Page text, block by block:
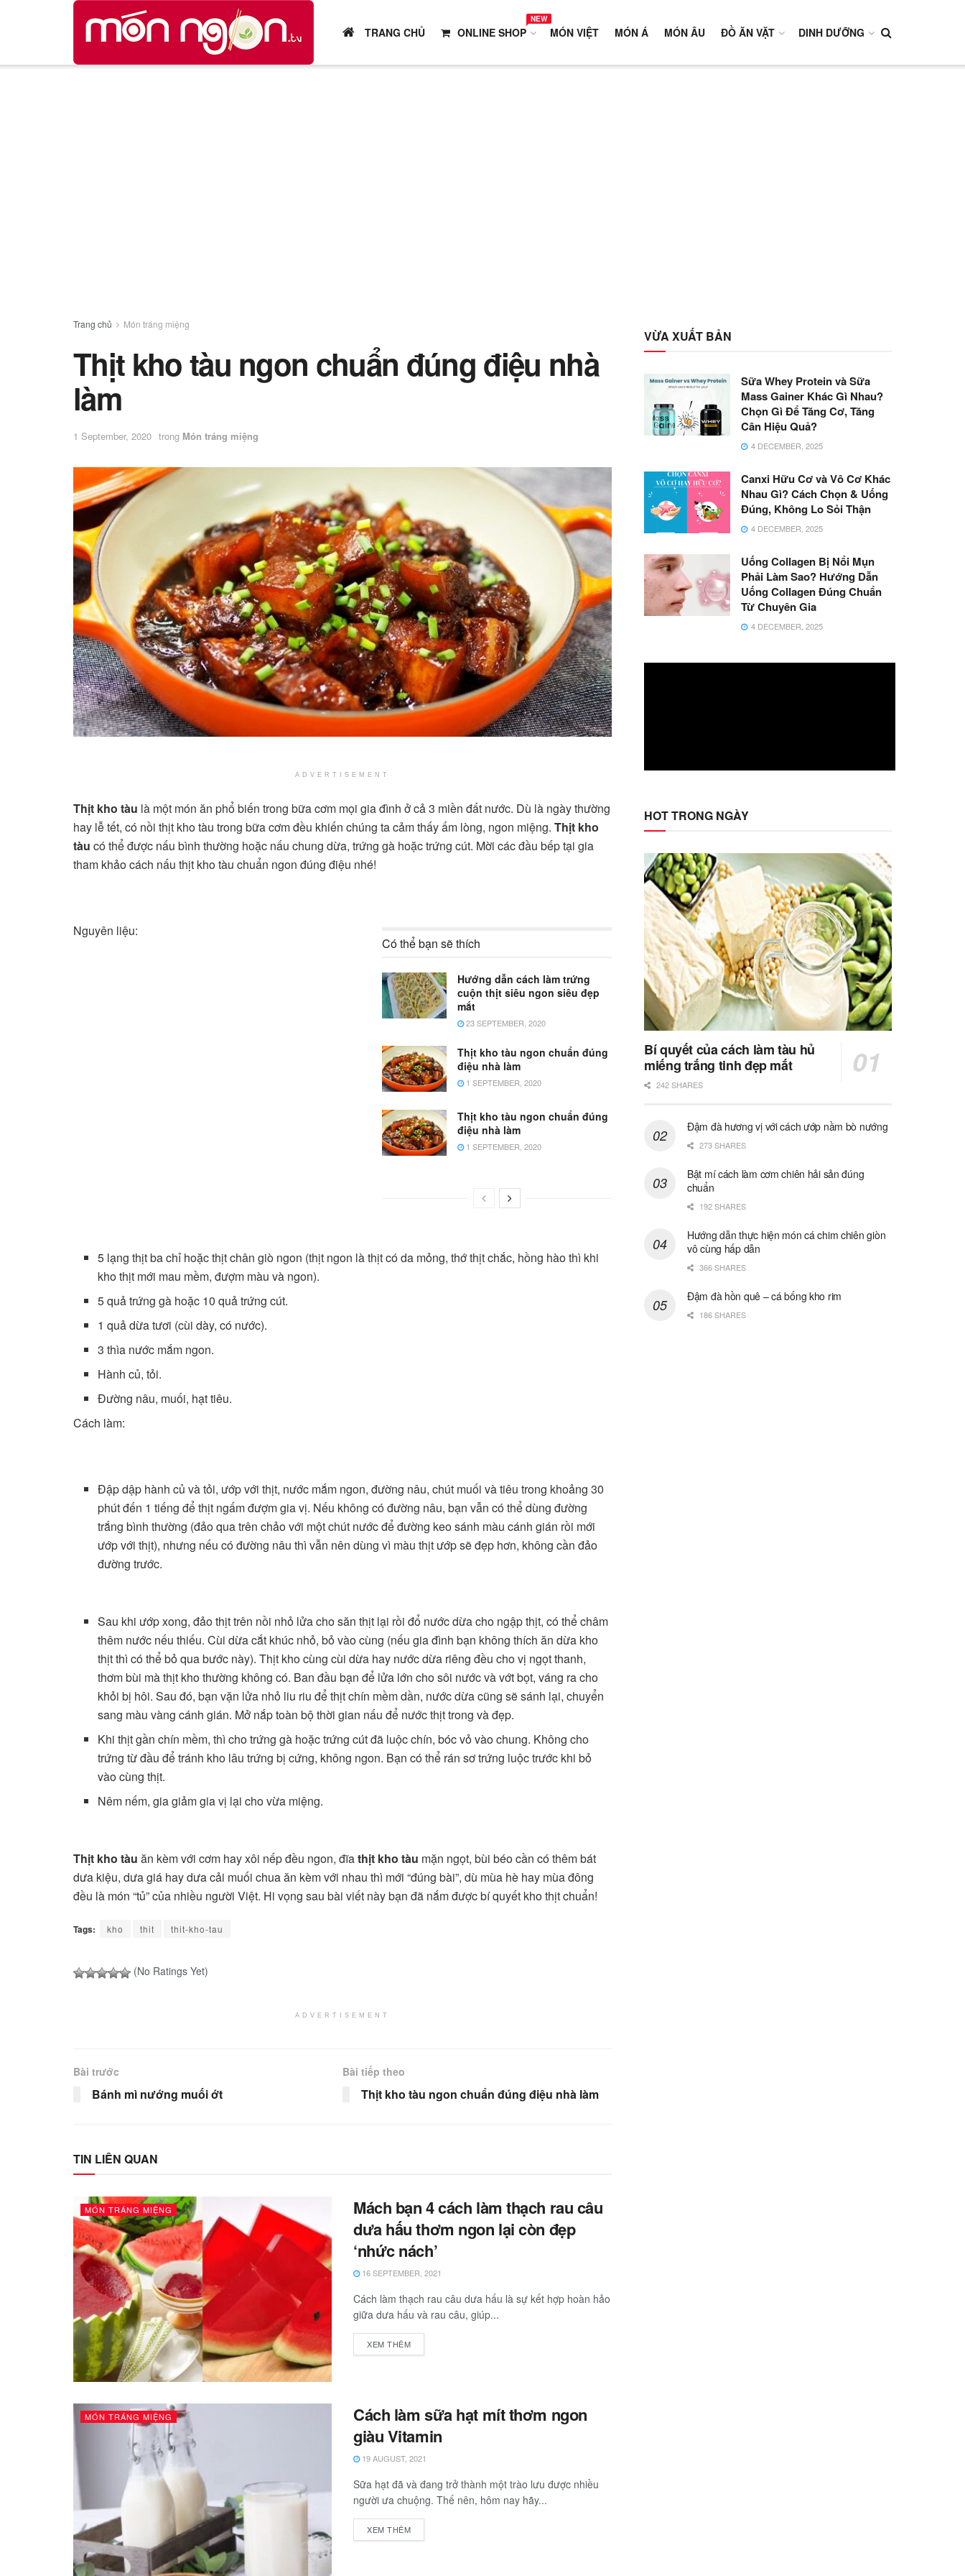
TRANG CHỦ ONLINE SHOP
NEW
MÓN VIỆT MÓN Á MÓN ÂU ĐỒ ĂN VẶT DINH DƯỠNG
Trang chủ Món tráng miệng
Thịt kho tàu ngon chuẩn đúng điệu nhà
làm
1 September, 2020 trong Món tráng miệng
ADVERTISEMENT
Thịt kho tàu là một món ăn phổ biến trong bữa cơm mọi gia đình ở cả 3 miền đất nước. Dù là ngày thường
hay lễ tết, có nồi thịt kho tàu trong bữa cơm đều khiến chúng ta cảm thấy ấm lòng, ngon miệng. Thịt kho
tàu có thể được nấu bình thường hoặc nấu chung dừa, trứng gà hoặc trứng cút. Mời các đầu bếp tại gia
tham khảo cách nấu thịt kho tàu chuẩn ngon đúng điệu nhé!
Có thể bạn sẽ thích
Hướng dẫn cách làm trứng
cuộn thịt siêu ngon siêu đẹp
mắt
23 SEPTEMBER, 2020
Thịt kho tàu ngon chuẩn đúng
điệu nhà làm
1 SEPTEMBER, 2020
Thịt kho tàu ngon chuẩn đúng
điệu nhà làm
1 SEPTEMBER, 2020
Nguyên liệu:
5 lạng thịt ba chỉ hoặc thịt chân giò ngon (thịt ngon là thịt có da mỏng, thớ thịt chắc, hồng hào thì khi
kho thịt mới mau mềm, đượm màu và ngon).
5 quả trứng gà hoặc 10 quả trứng cút.
1 quả dừa tươi (cùi dày, có nước).
3 thìa nước mắm ngon.
Hành củ, tỏi.
Đường nâu, muối, hạt tiêu.
Cách làm:
Đập dập hành củ và tỏi, ướp với thịt, nước mắm ngon, đường nâu, chút muối và tiêu trong khoảng 30
phút đến 1 tiếng để thịt ngấm đượm gia vị. Nếu không có đường nâu, bạn vẫn có thể dùng đường
trắng bình thường (đảo qua trên chảo với một chút nước để đường keo sánh màu cánh gián rồi mới
ướp với thịt), nhưng nếu có đường nâu thì vẫn nên dùng vì màu thịt ướp sẽ đẹp hơn, không cần đảo
đường trước.
Sau khi ướp xong, đảo thịt trên nồi nhỏ lửa cho săn thịt lại rồi đổ nước dừa cho ngập thịt, có thể châm
thêm nước nếu thiếu. Cùi dừa cắt khúc nhỏ, bỏ vào cùng (nếu gia đình bạn không thích ăn dừa kho
thịt thì có thể bỏ qua bước này). Thịt kho cùng cùi dừa hay nước dừa riêng đều cho vị ngọt thanh,
thơm bùi mà thịt kho thường không có. Ban đầu bạn để lửa lớn cho sôi nước và vớt bọt, váng ra cho
khỏi bị hôi. Sau đó, bạn vặn lửa nhỏ liu riu để thịt chín mềm dần, nước dừa cũng sẽ sánh lại, chuyển
sang màu vàng cánh gián. Mở nắp toàn bộ thời gian nấu để nước thịt trong và đẹp.
Khi thịt gần chín mềm, thì cho trứng gà hoặc trứng cút đã luộc chín, bóc vỏ vào chung. Không cho
trứng từ đầu để tránh kho lâu trứng bị cứng, không ngon. Bạn có thể rán sơ trứng luộc trước khi bỏ
vào cùng thịt.
Nêm nếm, gia giảm gia vị lại cho vừa miệng.
Thịt kho tàu ăn kèm với cơm hay xôi nếp đều ngon, đĩathịt kho tàu mặn ngọt, bùi béo cần có thêm bát
dưa kiệu, dưa giá hay dưa cải muối chua ăn kèm với nhau thì mới “đúng bài”, dù mùa hè hay mùa đông
đều là món “tủ” của nhiều người Việt. Hi vọng sau bài viết này bạn đã nắm được bí quyết kho thịt chuẩn!
Tags: kho thit thit-kho-tau
(No Ratings Yet)
ADVERTISEMENT
Bài trước
Bánh mì nướng muối ớt
Bài tiếp theo
Thịt kho tàu ngon chuẩn đúng điệu nhà làm
TIN LIÊN QUAN
MÓN TRÁNG MIỆNG
Mách bạn 4 cách làm thạch rau câu
dưa hấu thơm ngon lại còn đẹp
‘nhức nách’
16 SEPTEMBER, 2021
Cách làm thạch rau câu dưa hấu là sự kết hợp hoàn hảo
giữa dưa hấu và rau câu, giúp...
XEM THÊM
MÓN TRÁNG MIỆNG
Cách làm sữa hạt mít thơm ngon
giàu Vitamin
19 AUGUST, 2021
Sữa hạt đã và đang trở thành một trào lưu được nhiều
người ưa chuộng. Thế nên, hôm nay hãy...
XEM THÊM
VỪA XUẤT BẢN
Sữa Whey Protein và Sữa
Mass Gainer Khác Gì Nhau?
Chọn Gì Để Tăng Cơ, Tăng
Cân Hiệu Quả?
4 DECEMBER, 2025
Canxi Hữu Cơ và Vô Cơ Khác
Nhau Gì? Cách Chọn & Uống
Đúng, Không Lo Sỏi Thận
4 DECEMBER, 2025
Uống Collagen Bị Nổi Mụn
Phải Làm Sao? Hướng Dẫn
Uống Collagen Đúng Chuẩn
Từ Chuyên Gia
4 DECEMBER, 2025
HOT TRONG NGÀY
Bí quyết của cách làm tàu hủ
miếng trắng tinh đẹp mắt
242 SHARES
Đậm đà hương vị với cách ướp nầm bò nướng
273 SHARES
Bật mí cách làm cơm chiên hải sản đúng
chuẩn
192 SHARES
Hướng dẫn thực hiện món cá chim chiên giòn
vô cùng hấp dẫn
366 SHARES
Đậm đà hồn quê – cá bống kho rim
186 SHARES